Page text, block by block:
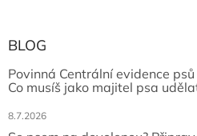
BLOG
Povinná Centrální evidence
Co musíš jako majitel psa
8.7.2026